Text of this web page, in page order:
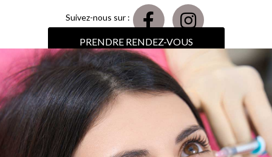
Suivez-nous sur :
PRENDRE RENDEZ-VOUS